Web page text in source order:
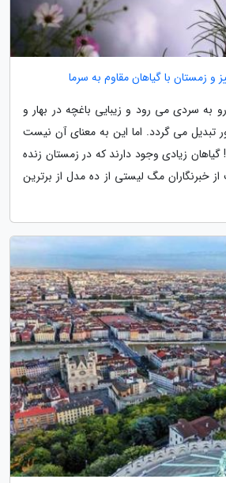
و زمستان با گیاهان مقاوم به سرما
رو به سردی می رود و زیبایی باغچه در بهار و
تبدیل می گردد. اما این به معنای آن نیست
گیاهان زیادی وجود دارند که در زمستان زنده
خبرنگاران مگ لیستی از ده مدل از برترین